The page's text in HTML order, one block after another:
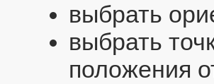
выбрать
выбрать
положения